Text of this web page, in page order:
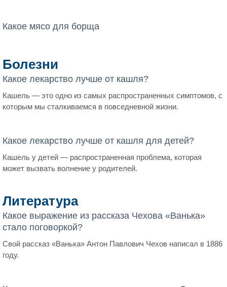
Какое мясо для борща
Болезни
Какое лекарство лучше от кашля?
Кашель — это одно из самых распространенных симптомов, с
которым мы сталкиваемся в повседневной жизни.
Какое лекарство лучше от кашля для детей?
Кашель у детей — распространенная проблема, которая
может вызвать волнение у родителей.
Литература
Какое выражение из рассказа Чехова «Ванька»
стало поговоркой?
Свой рассказ «Ванька» Антон Павлович Чехов написал в 1886
году.